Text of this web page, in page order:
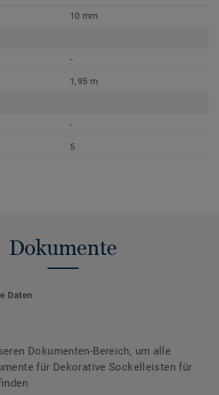
10 mm
-
1,95 m
-
5
Dokumente
Daten
Dokumenten-Bereich, um alle
für Dekorative Sockelleisten für